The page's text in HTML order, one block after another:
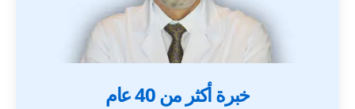
خبرة أكثر من 40 عام